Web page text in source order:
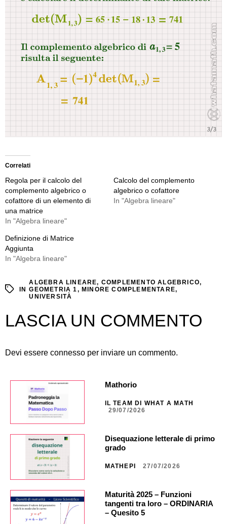
Correlati
Regola per il calcolo del
complemento algebrico o
cofattore di un elemento di
una matrice
In "Algebra lineare"
Calcolo del complemento
algebrico o cofattore
In "Algebra lineare"
Definizione di Matrice
Aggiunta
In "Algebra lineare"
IN
ALGEBRA LINEARE, COMPLEMENTO ALGEBRICO,
GEOMETRIA 1, MINORE COMPLEMENTARE,
UNIVERSITÀ
LASCIA UN COMMENTO
Devi essere connesso per inviare un commento.
Mathorio
IL TEAM DI WHAT A MATH
29/07/2026
Disequazione letterale di primo
grado
MATHEPI 27/07/2026
Maturità 2025 – Funzioni
tangenti tra loro – ORDINARIA
– Quesito 5